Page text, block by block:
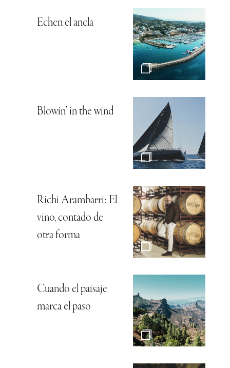
Echen el ancla
Blowin’ in the wind
Richi Arambarri: El
vino, contado de
otra forma
Cuando el paisaje
marca el paso